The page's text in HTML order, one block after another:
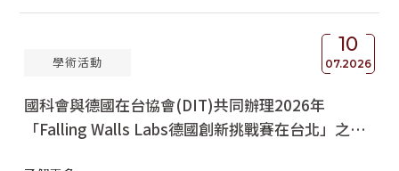
10
07.2026
學術活動
國科會與德國在台協會(DIT)共同辦理2026年
「Falling Walls Labs德國創新挑戰賽在台北」之臺